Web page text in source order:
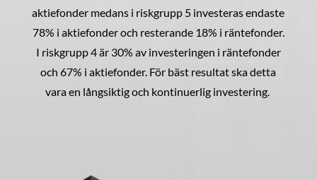
aktiefonder medans i riskgrupp 5 investeras endaste
78% i aktiefonder och resterande 18% i räntefonder.
I riskgrupp 4 är 30% av investeringen i räntefonder
och 67% i aktiefonder. För bäst resultat ska detta
vara en långsiktig och kontinuerlig investering.